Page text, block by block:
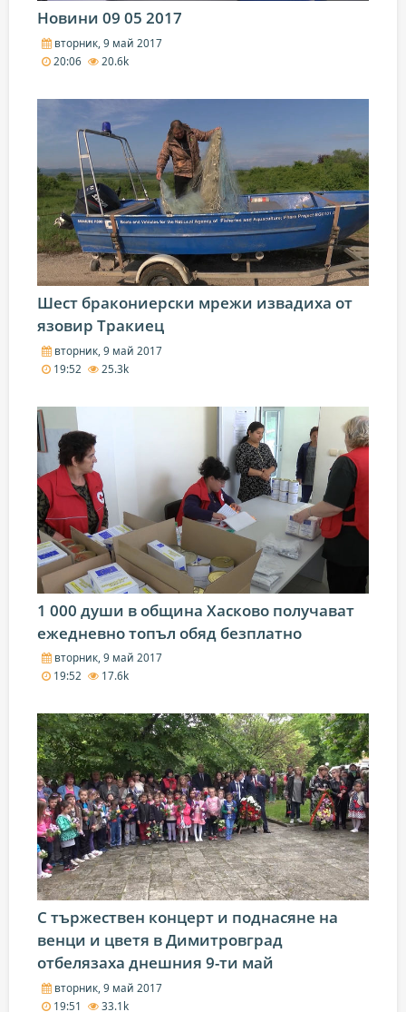
Новини 09 05 2017
вторник, 9 май 2017
20:06
20.6k
Шест бракониерски мрежи извадиха от
язовир Тракиец
вторник, 9 май 2017
19:52
25.3k
1 000 души в община Хасково получават
ежедневно топъл обяд безплатно
вторник, 9 май 2017
19:52
17.6k
С тържествен концерт и поднасяне на
венци и цветя в Димитровград
отбелязаха днешния 9-ти май
вторник, 9 май 2017
19:51
33.1k